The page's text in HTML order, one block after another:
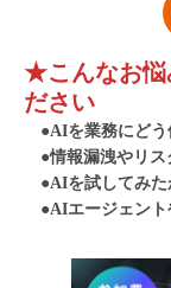
★こんなお悩
ださい
●AIを業務にど
●情報漏洩やリス
●AIを試してみ
●AIエージェン